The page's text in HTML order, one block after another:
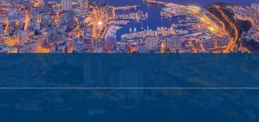
Многопосочен Пакети